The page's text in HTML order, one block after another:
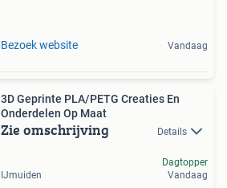
Bezoek website Vandaag
3D Geprinte PLA/PETG Creaties En
Onderdelen Op Maat
Zie omschrijving Details
IJmuiden
Dagtopper
Vandaag